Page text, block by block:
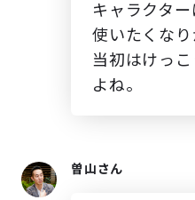
キャラクタ
使いたくなり
当初はけっ
よね。
曽山さん